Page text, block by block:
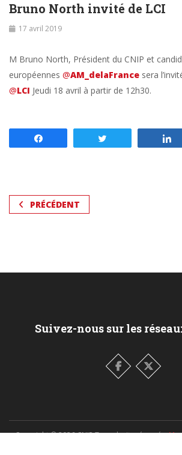
Bruno North invité de LCI
17 avril 2019
M Bruno North, Président du CNIP et
européennes @AM_delaFrance sera
@LCI Jeudi 18 avril à partir de 12h30.
PRÉCÉDENT
Suivez-nous sur les
Copyright ©2026CNIP Tous droits réservés.